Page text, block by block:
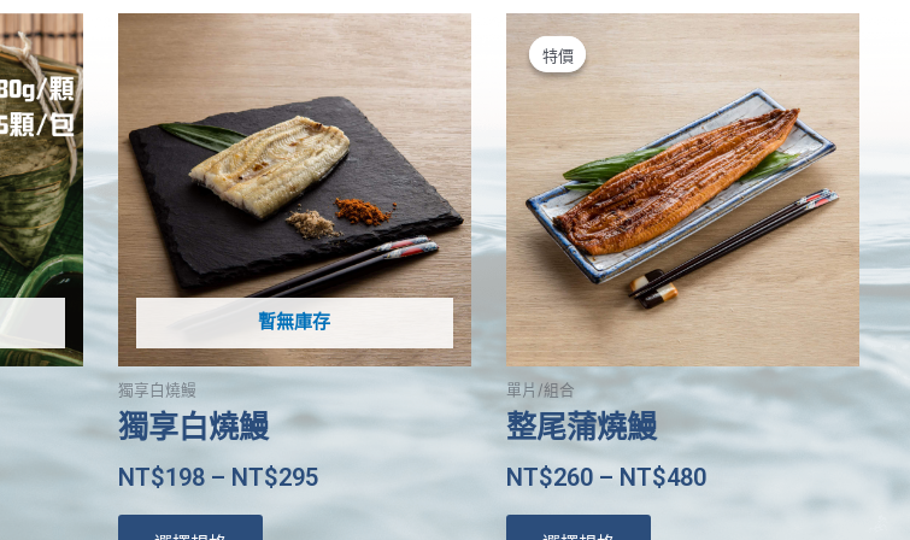
暫無庫存
獨享白燒鰻
獨享白燒鰻
NT$198– NT$295
此
品
有
多
種
款
式。
可
在
產
品
頁
選
擇
選
項
特價
特價
單片/組合
整尾蒲燒鰻
NT$260– NT$480
多
種
款
式。
可
在
產
品
頁
面
選
擇
選
項